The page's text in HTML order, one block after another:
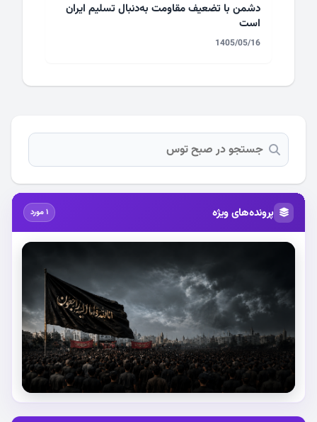
دشمن با تضعیف مقاومت به‌دنبال تسلیم ایران
است
1405/05/16
پرونده‌های ویژه 1 مورد
استقبال از آقای شهید ایران